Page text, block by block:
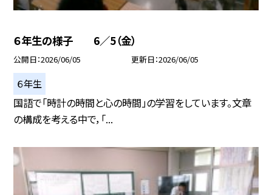
６年生の様子 6／5（金）
公開日 2026/06/05 更新日 2026/06/05
６年生
国語で「時計の時間と心の時間」の学習をしています。文章
の構成を考える中で，「...